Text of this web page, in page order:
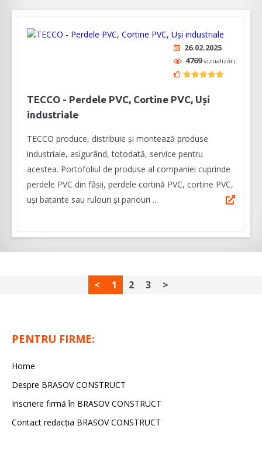
26.02.2025
4769vizualizări
TECCO - Perdele PVC, Cortine PVC, Uși
industriale
TECCO produce, distribuie și montează produse
industriale, asigurând, totodată, service pentru
acestea. Portofoliul de produse al companiei cuprinde
perdele PVC din fâșii, perdele cortină PVC, cortine PVC,
uși batante sau rulouri și panouri ...
< 1 2 3 >
PENTRU FIRME:
Home
Despre BRASOV CONSTRUCT
Inscriere firmă în BRASOV CONSTRUCT
Contact redacţia BRASOV CONSTRUCT